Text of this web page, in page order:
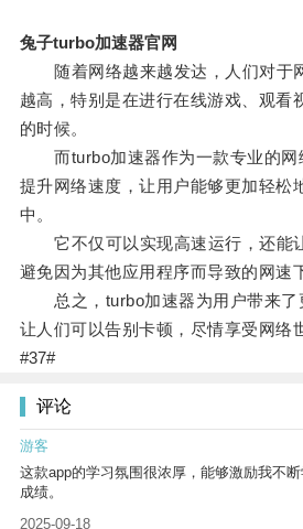
兔子turbo加速器官网
随着网络越来越发达，人们对于
越高，特别是在进行在线游戏、观看
的时候。
而turbo加速器作为一款专业的网
提升网络速度，让用户能够更加轻松
中。
它不仅可以实现高速运行，还能
避免因为其他应用程序而导致的网速
总之，turbo加速器为用户带来了
让人们可以告别卡顿，尽情享受网络
#37#
评论
游客
这款app的学习氛围很浓厚，能够激励我不
成绩。
2025-09-18